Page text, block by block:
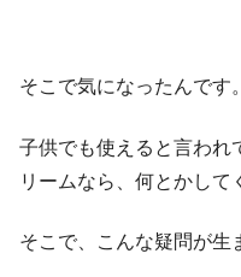
そこで気になったんです。
子供でも使えると言われ
リームなら、何とかして
そこで、こんな疑問が生